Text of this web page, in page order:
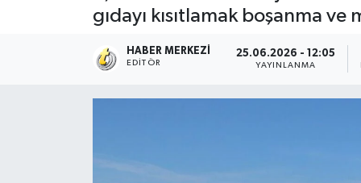
gıdayı kısıtlamak boşanma
HABER MERKEZI
EDITÖR
25.06.2026 - 12:05
YAYINLANMA